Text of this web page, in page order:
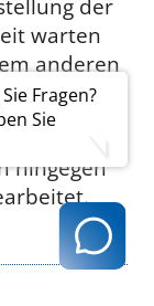
Fragen?
Sie
warten
anderen
keine
hingegen